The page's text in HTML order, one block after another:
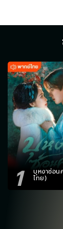
1 บุหงาซ่อ
ไทย)